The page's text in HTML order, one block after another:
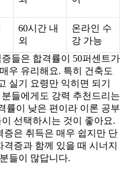
60시간 내
외
온라인 수
강 가능
들은 합격률이 50퍼센트가
우 유리해요. 특히 건축도
실기 요령만 익히면 되기
들에게도 강력 추천드리는
률이 낮은 편이라 이론 공부
선택하시는 것이 좋아요.
은 취득은 매우 쉽지만 단
증과 함께 있을 때 시너지
들이 많답니다.